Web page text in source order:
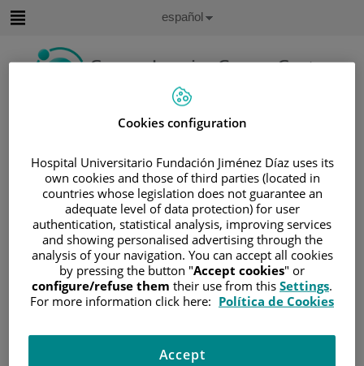
contenido
Buscar
Selector
idioma
Idioma
Español
Inicio/CUADRO MÉDICO
PILAR LLAMAS SILLERO
Pilar Llamas Sillero
HOSPITAL /
CENTRO
Fundación Jiménez
Díaz
Cookies configuration
Hospital Universitario Fundación Jiménez Díaz uses its
own cookies and those of third parties (located in
countries whose legislation does not guarantee an
adequate level of data protection) for user
authentication, statistical analysis, improving services
and showing personalised advertising through the
analysis of your navigation. You can accept all cookies
by pressing the button "Accept cookies" or
configure/refuse them their use from this Settings.
For more information click here: Política de Cookies
Accept